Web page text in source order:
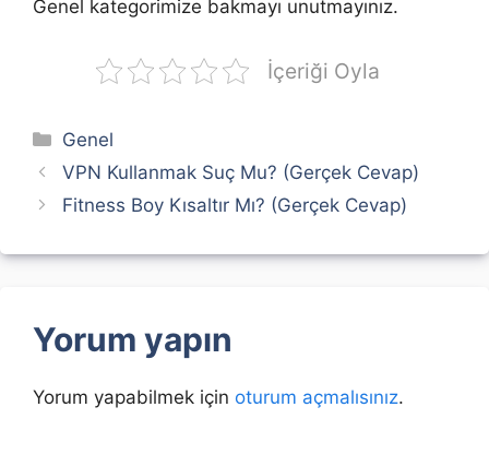
Genel kategorimize bakmayı unutmayınız.
İçeriği Oyla
Kategoriler
Genel
VPN Kullanmak Suç Mu? (Gerçek Cevap)
Fitness Boy Kısaltır Mı? (Gerçek Cevap)
Yorum yapın
Yorum yapabilmek için oturum açmalısınız.